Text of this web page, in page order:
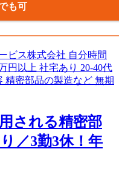
も可
される精密部
／3勤3休！年